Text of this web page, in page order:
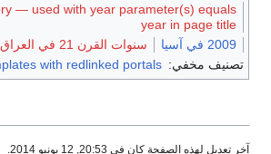
— used with year parameter(s) equals
year in page title
2009 في آسيا
سنوات القرن 21 في العراق
تصنيف مخفي: with redlinked portals
آخر تعديل لهذه الصفحة كان في 20:53, 12 يونيو 2014.